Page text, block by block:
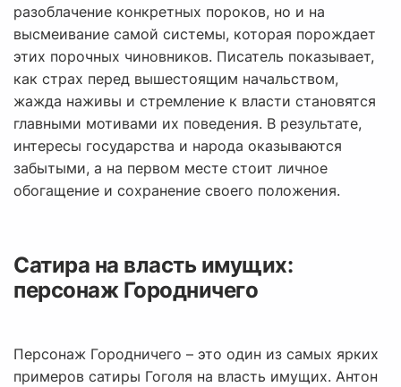
разоблачение конкретных пороков, но и на
высмеивание самой системы, которая порождает
этих порочных чиновников. Писатель показывает,
как страх перед вышестоящим начальством,
жажда наживы и стремление к власти становятся
главными мотивами их поведения. В результате,
интересы государства и народа оказываются
забытыми, а на первом месте стоит личное
обогащение и сохранение своего положения.
Сатира на власть имущих:
персонаж Городничего
Персонаж Городничего – это один из самых ярких
примеров сатиры Гоголя на власть имущих. Антон